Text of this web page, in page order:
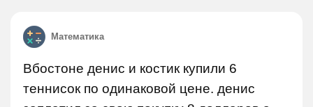
Математика
Вбостоне денис и костик купили 6
теннисок по одинаковой цене. денис